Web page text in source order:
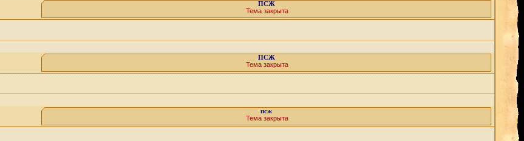
ПСЖ
Тема закрыта
ПСЖ
Тема закрыта
псж
Тема закрыта